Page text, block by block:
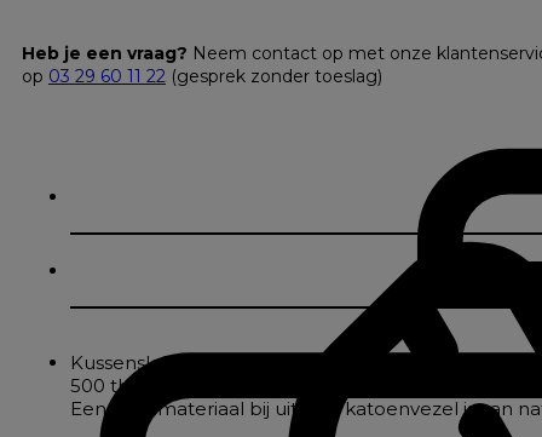
Heb je een vraag? Neem contact op met onze
op 03 29 60 11 22 (gesprek zonder toeslag)
Kussensloop gemaakt van een vloeiende,
500 thread count puur katoen satijnbinding
Een edel materiaal bij uitstek, katoenvezel is van